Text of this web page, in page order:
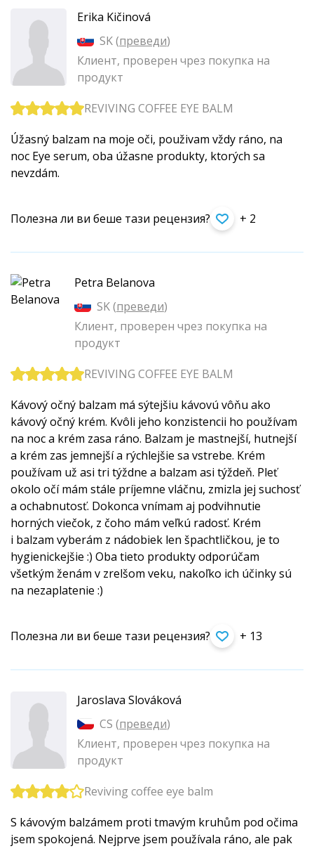
Erika Kičinová
SK (преведи)
Клиент, проверен чрез покупка на
продукт
REVIVING COFFEE EYE BALM
Úžasný balzam na moje oči, použivam vždy ráno, na
noc Eye serum, oba úžasne produkty, ktorých sa
nevzdám.
Полезна ли ви беше тази рецензия? + 2
Petra Belanova
SK (преведи)
Клиент, проверен чрез покупка на
продукт
REVIVING COFFEE EYE BALM
Kávový očný balzam má sýtejšiu kávovú vôňu ako
kávový očný krém. Kvôli jeho konzistencii ho používam
na noc a krém zasa ráno. Balzam je mastnejší, hutnejší
a krém zas jemnejší a rýchlejšie sa vstrebe. Krém
používam už asi tri týždne a balzam asi týždeň. Pleť
okolo očí mám stále príjemne vláčnu, zmizla jej suchosť
a ochabnutosť. Dokonca vnímam aj podvihnutie
horných viečok, z čoho mám veľkú radosť. Krém
i balzam vyberám z nádobiek len špachtličkou, je to
hygienickejšie :) Oba tieto produkty odporúčam
všetkým ženám v zrelšom veku, nakoľko ich účinky sú
na nezaplatenie :)
Полезна ли ви беше тази рецензия? + 13
Jaroslava Slováková
CS (преведи)
Клиент, проверен чрез покупка на
продукт
Reviving coffee eye balm
S kávovým balzámem proti tmavým kruhům pod očima
jsem spokojená. Nejprve jsem používala ráno, ale pak